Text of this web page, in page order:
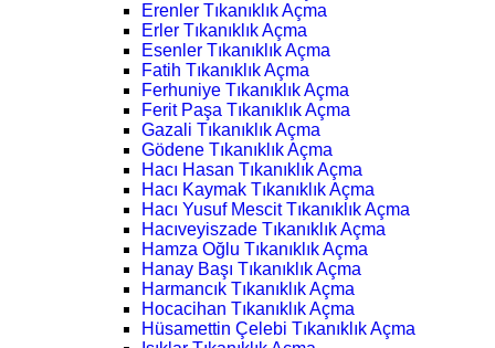
Erenler Tıkanıklık Açma
Erler Tıkanıklık Açma
Esenler Tıkanıklık Açma
Fatih Tıkanıklık Açma
Ferhuniye Tıkanıklık Açma
Ferit Paşa Tıkanıklık Açma
Gazali Tıkanıklık Açma
Gödene Tıkanıklık Açma
Hacı Hasan Tıkanıklık Açma
Hacı Kaymak Tıkanıklık Açma
Hacı Yusuf Mescit Tıkanıklık Açma
Hacıveyiszade Tıkanıklık Açma
Hamza Oğlu Tıkanıklık Açma
Hanay Başı Tıkanıklık Açma
Harmancık Tıkanıklık Açma
Hocacihan Tıkanıklık Açma
Hüsamettin Çelebi Tıkanıklık Açma